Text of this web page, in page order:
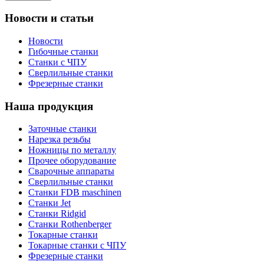
Новости и статьи
Новости
Гибочные станки
Станки с ЧПУ
Сверлильные станки
Фрезерные станки
Наша продукция
Заточные станки
Нарезка резьбы
Ножницы по металлу
Прочее оборудование
Сварочные аппараты
Сверлильные станки
Станки FDB maschinen
Станки Jet
Станки Ridgid
Станки Rothenberger
Токарные станки
Токарные станки с ЧПУ
Фрезерные станки